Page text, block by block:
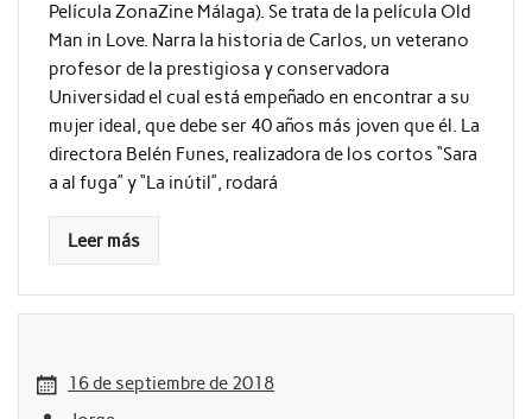
Película ZonaZine Málaga). Se trata de la película Old
Man in Love. Narra la historia de Carlos, un veterano
profesor de la prestigiosa y conservadora
Universidad el cual está empeñado en encontrar a su
mujer ideal, que debe ser 40 años más joven que él. La
directora Belén Funes, realizadora de los cortos “Sara
a al fuga” y “La inútil”, rodará
Leer más
16 de septiembre de 2018